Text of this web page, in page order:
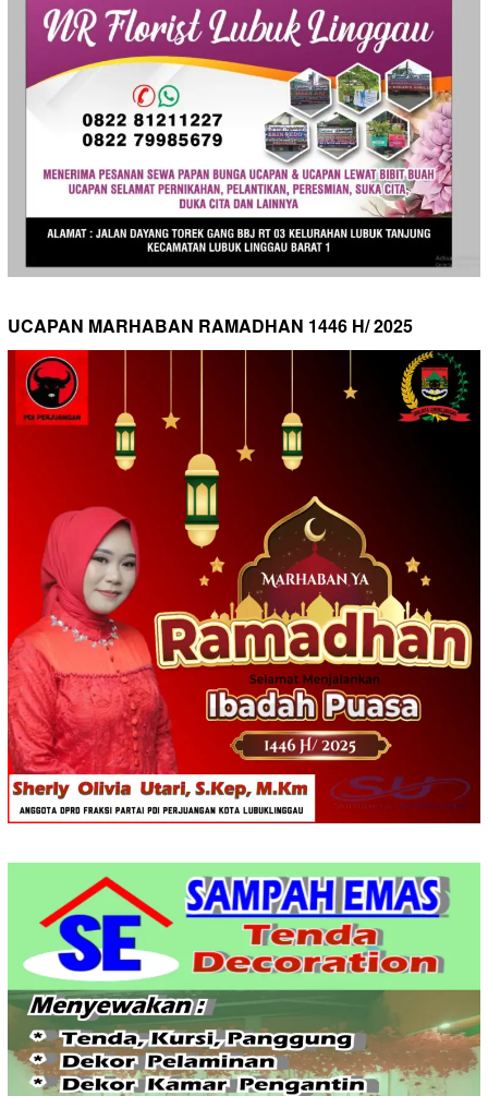
UCAPAN MARHABAN RAMADHAN 1446 H/ 2025